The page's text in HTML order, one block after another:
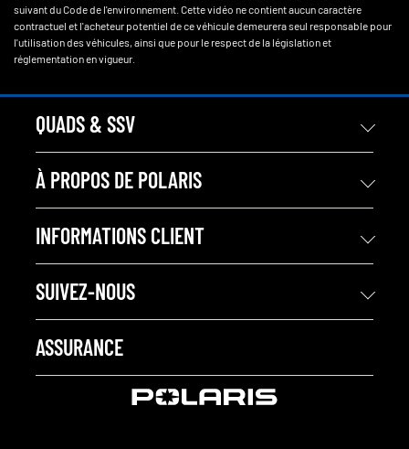
suivant du Code de l'environnement. Cette vidéo ne contient aucun caractère
contractuel et l'acheteur potentiel de ce véhicule demeurera seul responsable pour
l'utilisation des véhicules, ainsi que pour le respect de la législation et
réglementation en vigueur.
QUADS & SSV
À PROPOS DE POLARIS
INFORMATIONS CLIENT
SUIVEZ-NOUS
ASSURANCE